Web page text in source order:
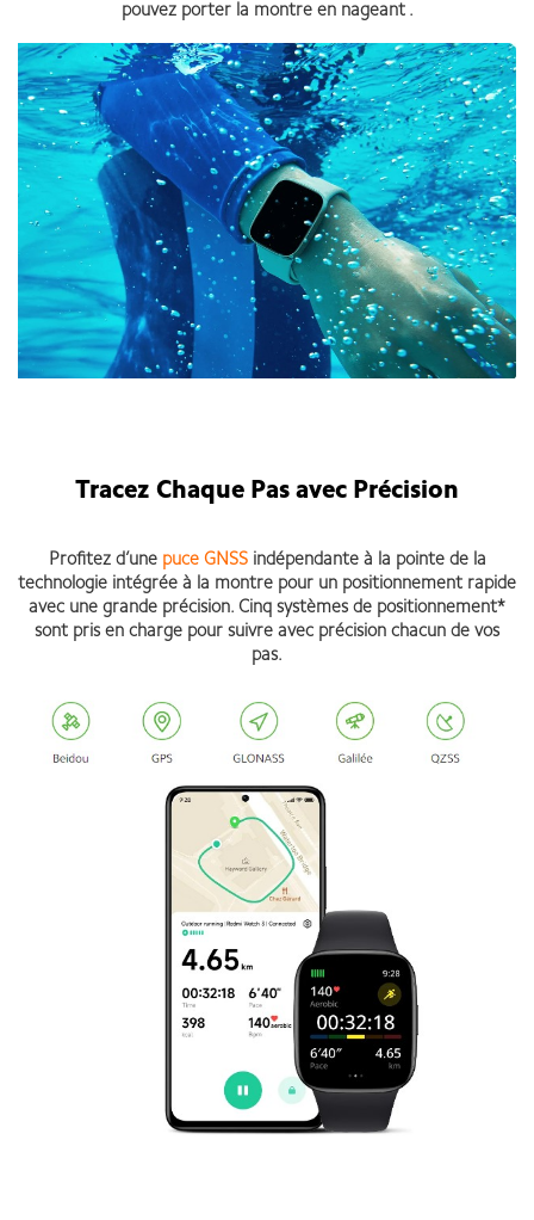
pouvez porter la montre en nageant .
Tracez Chaque Pas avec Précision
Profitez d’unepuce GNSSindépendante à la pointe de la
technologie intégrée à la montre pour un positionnement rapide
avec une grande précision. Cinq systèmes de positionnement*
sont pris en charge pour suivre avec précision chacun de vos
pas.